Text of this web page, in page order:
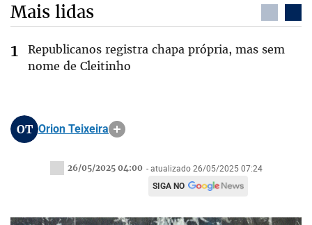
Mais lidas
Republicanos registra chapa própria, mas sem
nome de Cleitinho
OT Orion Teixeira
26/05/2025 04:00 - atualizado 26/05/2025 07:24
SIGA NO